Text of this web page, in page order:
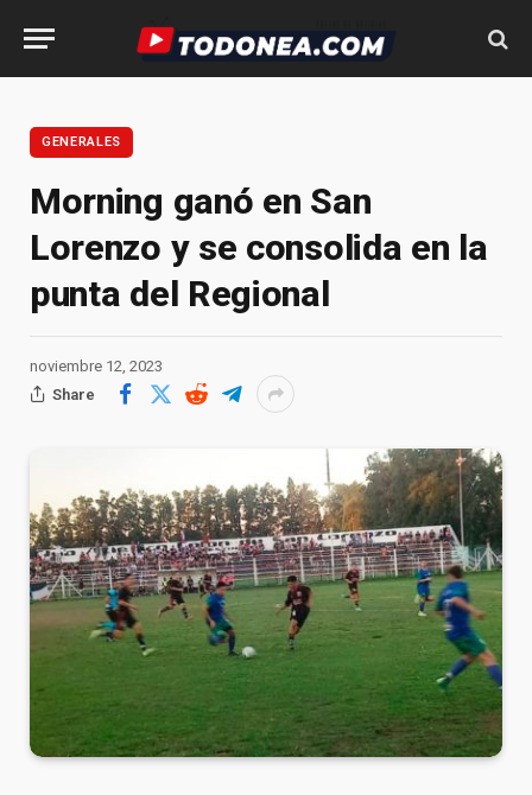
GENERALES
Morning ganó en San
Lorenzo y se consolida en la
punta del Regional
noviembre 12, 2023
Share